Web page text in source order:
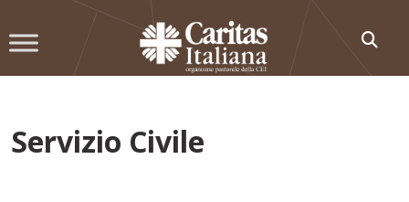
to
Servizio Civile